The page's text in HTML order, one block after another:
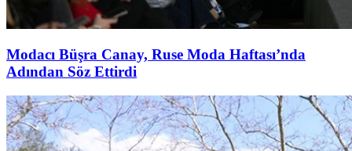
Modacı Büşra Canay, Ruse Moda Haftası’nda
Adından Söz Ettirdi